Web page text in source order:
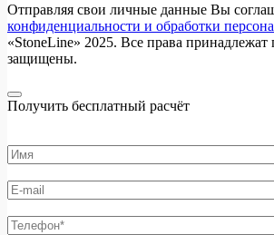
Отправляя свои личные данные Вы
конфиденциальности и обработки
«StoneLine» 2025. Все права принадлежат
защищены.
Получить бесплатный расчёт